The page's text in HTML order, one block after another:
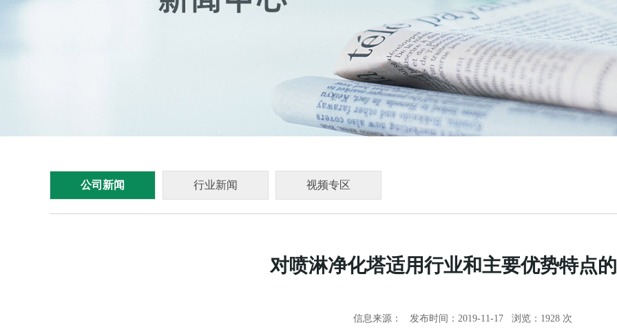
公司新闻 行业新闻 视频专区
对喷淋净化塔适用行业和主要优势特点
信息来源： 发布时间：2019-11-17 浏览： 1928 次